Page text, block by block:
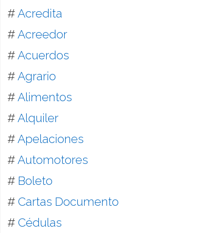
# Acredita
# Acreedor
# Acuerdos
# Agrario
# Alimentos
# Alquiler
# Apelaciones
# Automotores
# Boleto
# Cartas Documento
# Cédulas